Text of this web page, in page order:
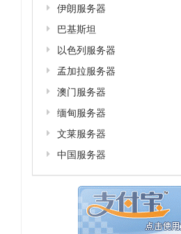
伊朗服务器
巴基斯坦
以色列服务器
孟加拉服务器
澳门服务器
缅甸服务器
文莱服务器
中国服务器